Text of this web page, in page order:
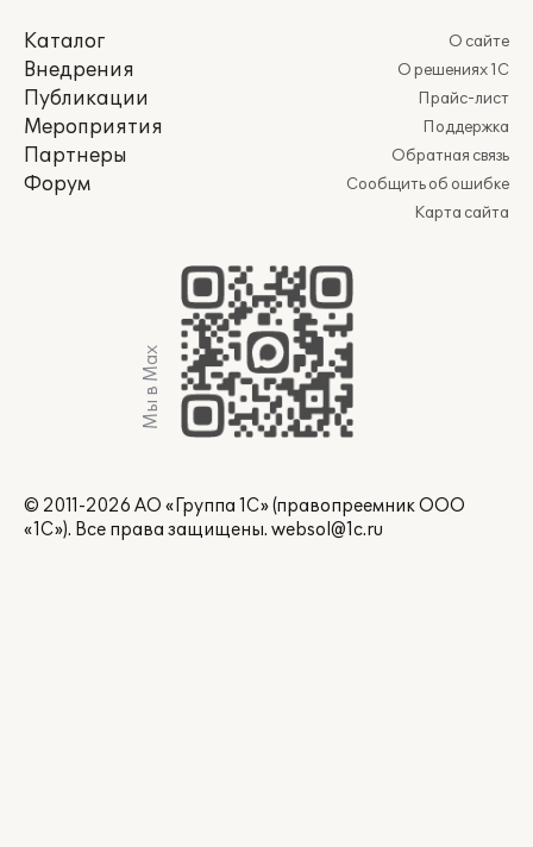
Каталог
Внедрения
Публикации
Мероприятия
Партнеры
Форум
О сайте
О решениях 1С
Прайс-лист
Поддержка
Обратная связь
Сообщить об ошибке
Карта сайта
Мы в Max
© 2011-2026 АО «Группа 1С» (правопреемник ООО
«1С»). Все права защищены. websol@1c.ru